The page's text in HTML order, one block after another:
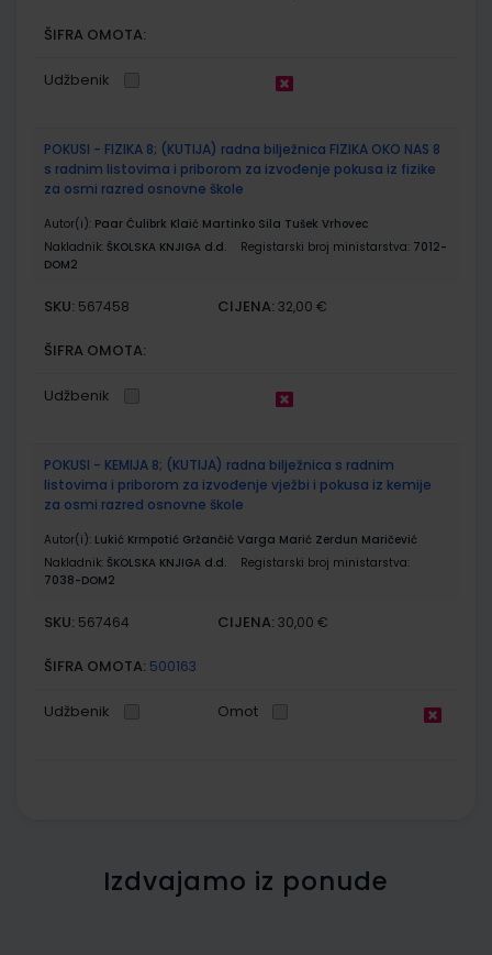
ŠIFRA OMOTA:
Udžbenik
POKUSI - FIZIKA 8; (KUTIJA) radna bilježnica FIZIKA OKO NAS 8
s radnim listovima i priborom za izvođenje pokusa iz fizike
za osmi razred osnovne škole
Autor(i): Paar Ćulibrk Klaić Martinko Sila Tušek Vrhovec
Nakladnik: ŠKOLSKA KNJIGA d.d. Registarski broj ministarstva: 7012-
DOM2
SKU: 567458 CIJENA: 32,00 €
ŠIFRA OMOTA:
Udžbenik
POKUSI - KEMIJA 8; (KUTIJA) radna bilježnica s radnim
listovima i priborom za izvođenje vježbi i pokusa iz kemije
za osmi razred osnovne škole
Autor(i): Lukić Krmpotić Gržančić Varga Marić Zerdun Maričević
Nakladnik: ŠKOLSKA KNJIGA d.d.
Registarski broj ministarstva:
7038-DOM2
SKU: 567464 CIJENA: 30,00 €
ŠIFRA OMOTA: 500163
Udžbenik Omot
Izdvajamo iz ponude